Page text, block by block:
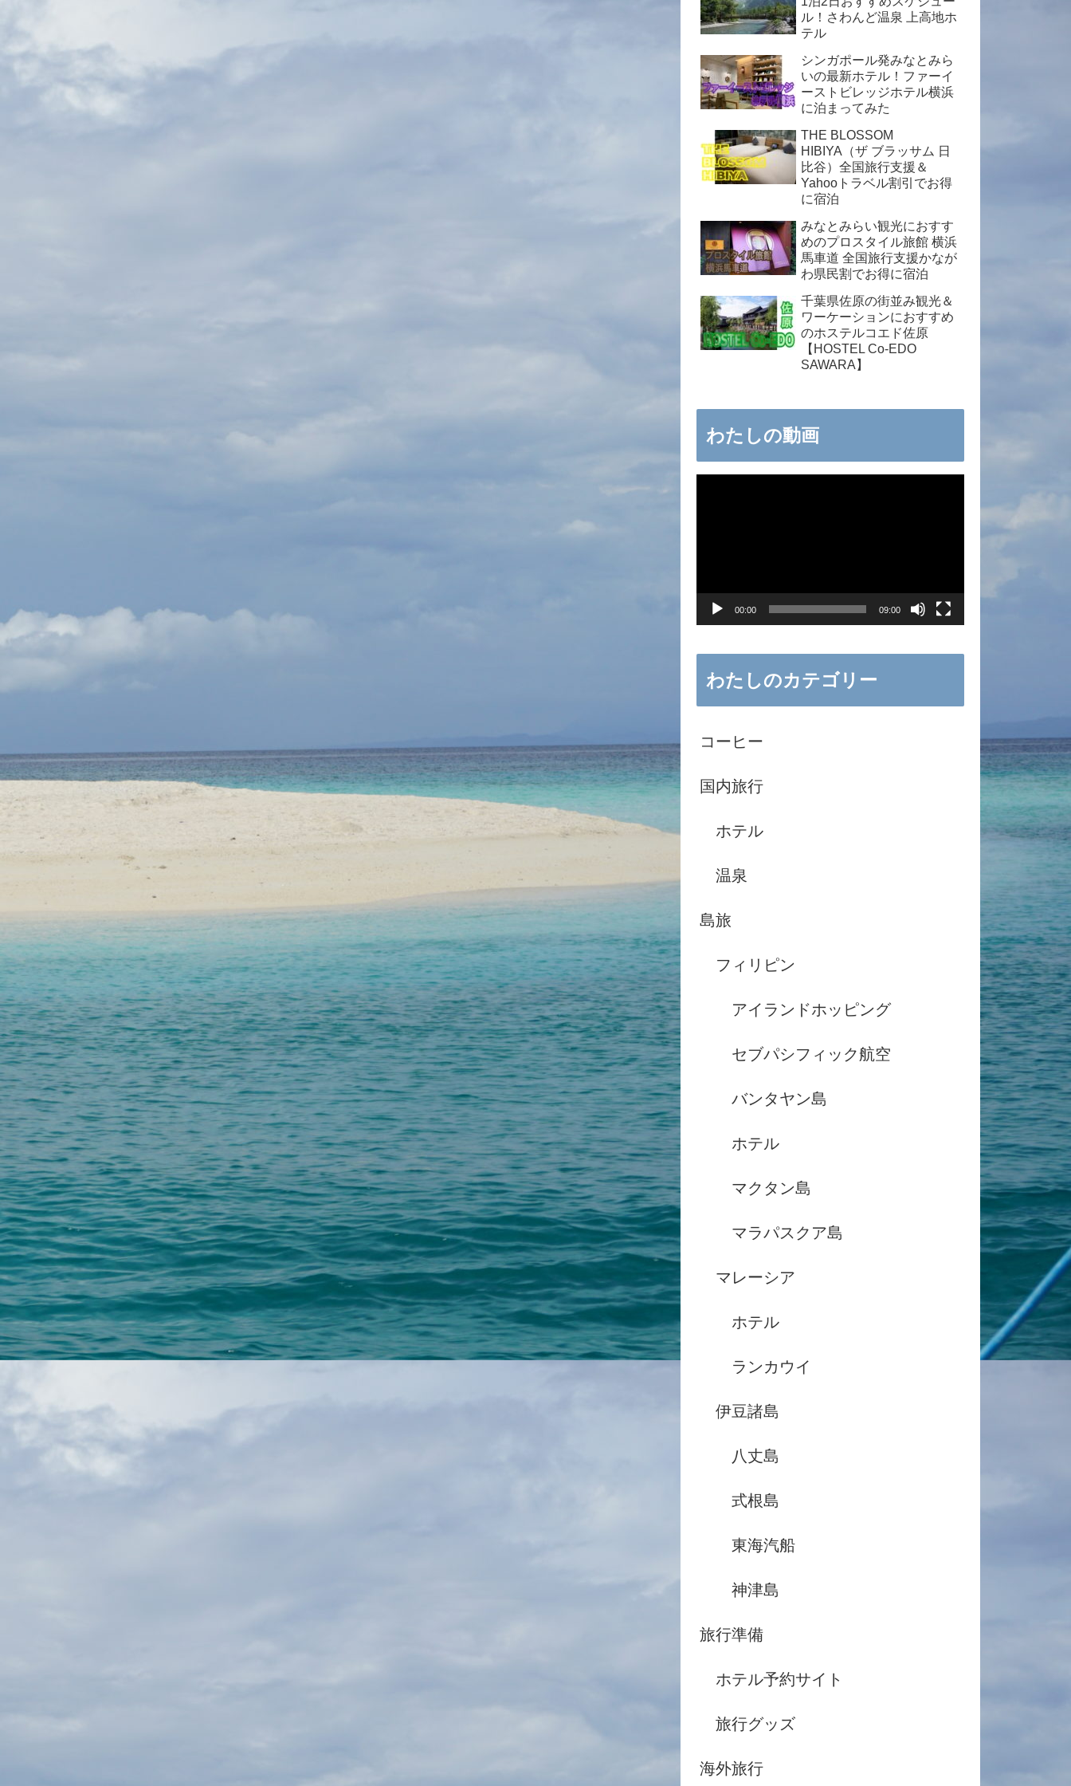
ル！さわんど温泉 上高地ホ
テル
シンガポール発みなとみら
いの最新ホテル！ファーイ
ーストビレッジホテル横浜
に泊まってみた
THE BLOSSOM
HIBIYA（ザ ブラッサム 日
比谷）全国旅行支援＆
Yahooトラベル割引でお得
に宿泊
みなとみらい観光におすす
めのプロスタイル旅館 横浜
馬車道 全国旅行支援かなが
わ県民割でお得に宿泊
千葉県佐原の街並み観光＆
ワーケーションにおすすめ
のホステルコエド佐原
【HOSTEL Co-EDO
SAWARA】
わたしの動画
ー
00:00 09:00
わたしのカテゴリー
コーヒー
国内旅行
ホテル
温泉
島旅
フィリピン
アイランドホッピング
セブパシフィック航空
バンタヤン島
ホテル
マクタン島
マラパスクア島
マレーシア
ホテル
ランカウイ
伊豆諸島
八丈島
式根島
東海汽船
神津島
旅行準備
ホテル予約サイト
旅行グッズ
海外旅行